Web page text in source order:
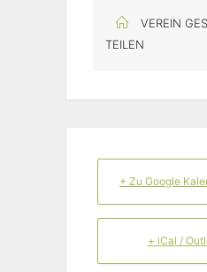
VEREIN
TEILEN
+ Zu Google
+ iCal /